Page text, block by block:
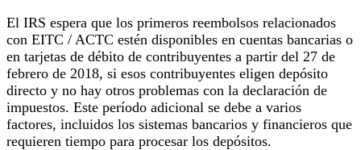
El IRS espera que los primeros reembolsos relacionados
con EITC / ACTC estén disponibles en cuentas bancarias o
en tarjetas de débito de contribuyentes a partir del 27 de
febrero de 2018, si esos contribuyentes eligen depósito
directo y no hay otros problemas con la declaración de
impuestos. Este período adicional se debe a varios
factores, incluidos los sistemas bancarios y financieros que
requieren tiempo para procesar los depósitos.